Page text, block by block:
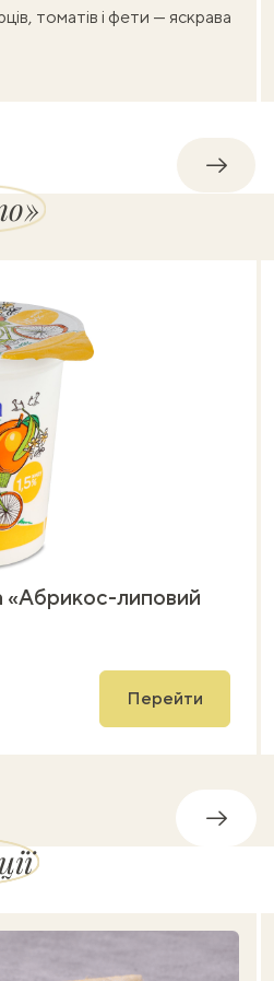
томатів і фети — яскрава
«Абрикос-липовий
Перейти